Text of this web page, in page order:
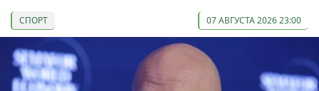
СПОРТ 07 АВГУСТА 2026 23:00